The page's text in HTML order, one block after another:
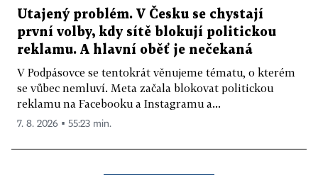
Utajený problém. V Česku se chystají
první volby, kdy sítě blokují politickou
reklamu. A hlavní oběť je nečekaná
V Podpásovce se tentokrát věnujeme tématu, o kterém
se vůbec nemluví. Meta začala blokovat politickou
reklamu na Facebooku a Instagramu a...
7. 8. 2026 ▪ 55:23 min.